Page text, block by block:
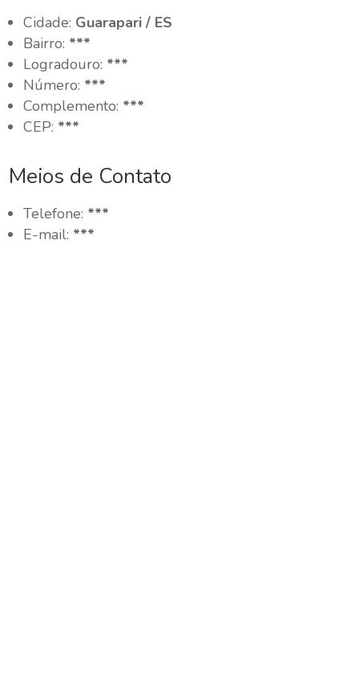
Cidade: Guarapari / ES
Bairro: ***
Logradouro: ***
Número: ***
Complemento: ***
CEP: ***
Meios de Contato
Telefone: ***
E-mail: ***